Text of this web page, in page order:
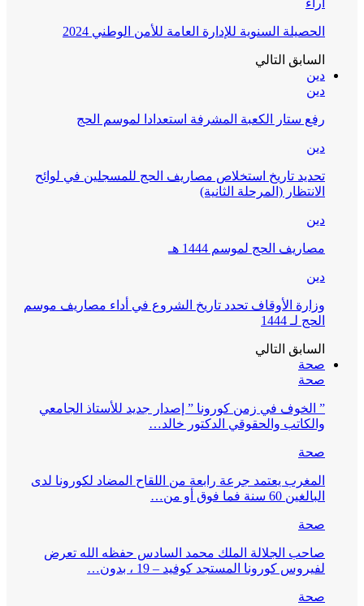
آراء
الحصيلة السنوية للإدارة العامة للأمن الوطني 2024
السابق التالي
دين
دين
رفع ستار الكعبة المشرفة استعدادا لموسم الحج
دين
تحديد تاريخ استخلاص مصاريف الحج للمسجلين في لوائح
الانتظار (المرحلة الثانية)
دين
مصاريف الحج لموسم 1444 هـ
دين
وزارة الأوقاف تحدد تاريخ الشروع في أداء مصاريف موسم
الحج لـ 1444
السابق التالي
صحة
صحة
” الخوف في زمن كورونا ” إصدار جديد للأستاذ الجامعي
والكاتب والحقوقي الدكتور خالد…
صحة
المغرب يعتمد جرعة رابعة من اللقاح المضاد لكورونا لدى
البالغين 60 سنة فما فوق أو من…
صحة
صاحب الجلالة الملك محمد السادس حفظه الله تعرض
لفيروس كورونا المستجد كوفيد – 19 ، بدون…
صحة